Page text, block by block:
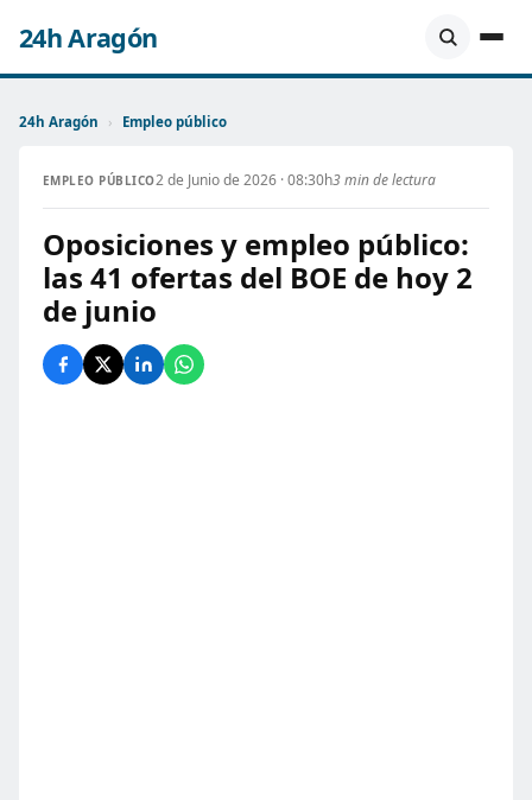
24h Aragón
24h Aragón › Empleo público
EMPLEO PÚBLICO2 de Junio de 2026 · 08:30h3 min de lectura
Oposiciones y empleo público:
las 41 ofertas del BOE de hoy 2
de junio